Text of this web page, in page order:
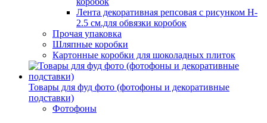
Лента декоративная репсовая с рисунком H-
2.5 см.для обвязки коробок
Прочая упаковка
Шляпные коробки
Картонные коробки для шоколадных плиток
Товары для фуд фото (фотофоны и декоративные
подставки)
Фотофоны